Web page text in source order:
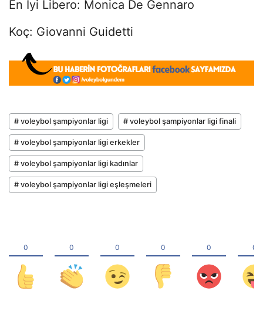
En İyi Libero: Monica De Gennaro
Koç: Giovanni Guidetti
# voleybol şampiyonlar ligi # voleybol şampiyonlar ligi finali
# voleybol şampiyonlar ligi erkekler
# voleybol şampiyonlar ligi kadınlar
# voleybol şampiyonlar ligi eşleşmeleri